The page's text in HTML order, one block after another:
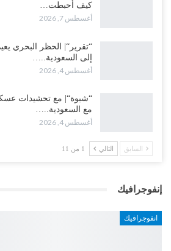
كيف أحبطت…
أغسطس 7, 2026
“تقرير“| الحظر البحري
إلى السعودية..…
أغسطس 4, 2026
“شبوة“| مع تحشيدات
مع السعودية..…
أغسطس 4, 2026
السابق التالي 1 من 11
إنفوجرافيك
انفوجرافيك